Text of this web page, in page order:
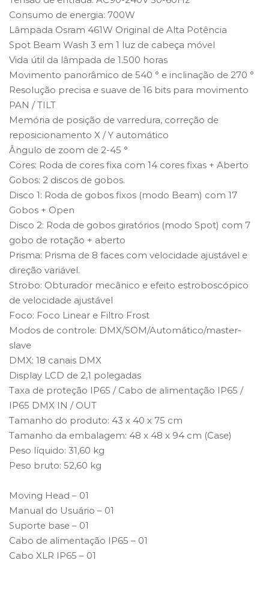
Consumo de energia: 700W
Lâmpada Osram 461W Original de Alta Potência
Spot Beam Wash 3 em 1 luz de cabeça móvel
Vida útil da lâmpada de 1.500 horas
Movimento panorâmico de 540 ° e inclinação de 270 °
Resolução precisa e suave de 16 bits para movimento
PAN / TILT
Memória de posição de varredura, correção de
reposicionamento X / Y automático
Ângulo de zoom de 2-45 °
Cores: Roda de cores fixa com 14 cores fixas + Aberto
Gobos: 2 discos de gobos.
Disco 1: Roda de gobos fixos (modo Beam) com 17
Gobos + Open
Disco 2: Roda de gobos giratórios (modo Spot) com 7
gobo de rotação + aberto
Prisma: Prisma de 8 faces com velocidade ajustável e
direção variável.
Strobo: Obturador mecânico e efeito estroboscópico
de velocidade ajustável
Foco: Foco Linear e Filtro Frost
Modos de controle: DMX/SOM/Automático/master-
slave
DMX: 18 canais DMX
Display LCD de 2,1 polegadas
Taxa de proteção IP65 / Cabo de alimentação IP65 /
IP65 DMX IN / OUT
Tamanho do produto: 43 x 40 x 75 cm
Tamanho da embalagem: 48 x 48 x 94 cm (Case)
Peso líquido: 31,60 kg
Peso bruto: 52,60 kg
Moving Head – 01
Manual do Usuário – 01
Suporte base – 01
Cabo de alimentação IP65 – 01
Cabo XLR IP65 – 01